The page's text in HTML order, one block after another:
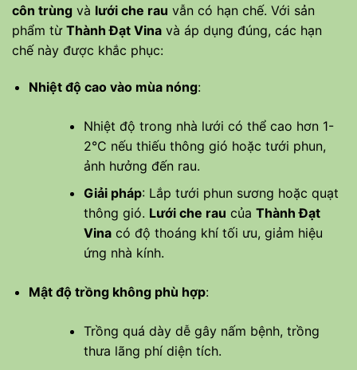
côn trùng và lưới che rau vẫn có hạn chế. Với sản
phẩm từ Thành Đạt Vina và áp dụng đúng, các hạn
chế này được khắc phục:
Nhiệt độ cao vào mùa nóng:
Nhiệt độ trong nhà lưới có thể cao hơn 1-
2°C nếu thiếu thông gió hoặc tưới phun,
ảnh hưởng đến rau.
Giải pháp: Lắp tưới phun sương hoặc quạt
thông gió. Lưới che rau của Thành Đạt
Vinacó độ thoáng khí tối ưu, giảm hiệu
ứng nhà kính.
Mật độ trồng không phù hợp:
Trồng quá dày dễ gây nấm bệnh, trồng
thưa lãng phí diện tích.